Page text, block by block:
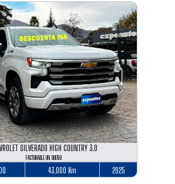
SILVERADO HIGH COUNTRY 3.0
FACTURABLE UN DUEÑO
43.000 Km 2025